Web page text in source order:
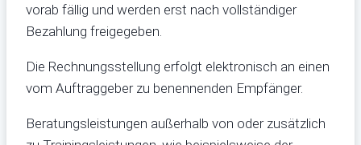
vorab fällig und werden erst nach vollständiger
Bezahlung freigegeben.
Die Rechnungsstellung erfolgt elektronisch an einen
vom Auftraggeber zu benennenden Empfänger.
Beratungsleistungen außerhalb von oder zusätzlich